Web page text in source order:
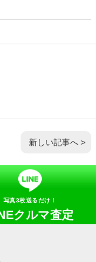
新しい記事へ >
写真3枚送るだけ！
クルマ査定